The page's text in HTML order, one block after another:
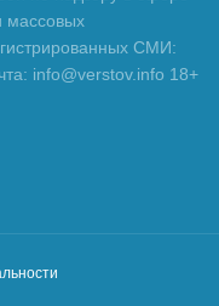
массовых
СМИ:
info@verstov.info 18+